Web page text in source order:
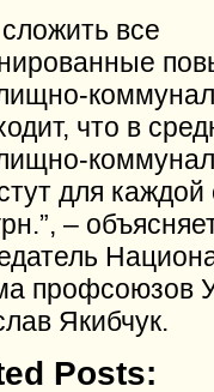
все
что в
для
–
профсоюзов
Якибчук.
Posts: